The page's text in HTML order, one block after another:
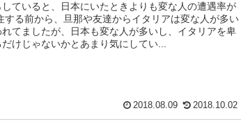
ていると、日本にいたときよりも変な人の遭遇率が
てましたが、日本も変な人が多いし、イタリアを卑
けじゃないかとあまり気にしてい...
2018.08.09 2018.10.02